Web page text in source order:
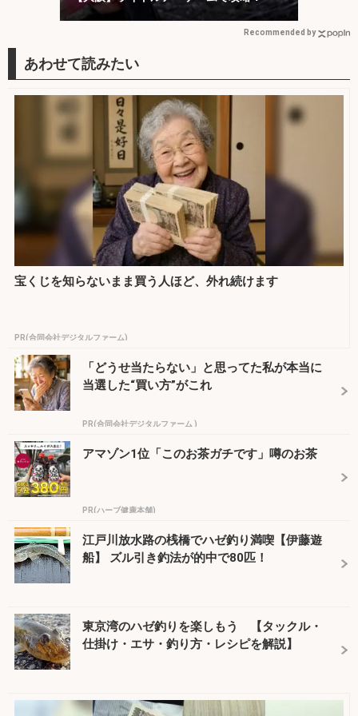
Recommended by
宝くじを知らないまま買う人ほど、外れ続けます
PR(合同会社デジタルファーム)
「どうせ当たらない」と思ってた私が本当に
当選した“買い方”がこれ
PR(合同会社デジタルファーム )
アマゾン1位「このお茶ガチです」噂のお茶
PR(ハーブ健康本舗)
江戸川放水路の桟橋でハゼ釣り満喫【伊藤遊
船】 ズル引き釣法が的中で80匹！
東京湾のハゼ釣りを楽しもう 【タックル・
仕掛け・エサ・釣り方・レシピを解説】